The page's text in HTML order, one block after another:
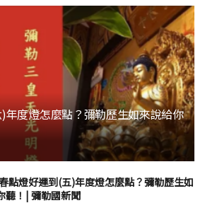
年度燈怎麼點？彌勒歷生如來說給你
點燈好運到(五)年度燈怎麼點？彌勒歷生如
聽！| 彌勒國新聞